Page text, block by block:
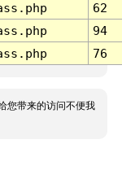
62
94
76
您带来的访问不便我